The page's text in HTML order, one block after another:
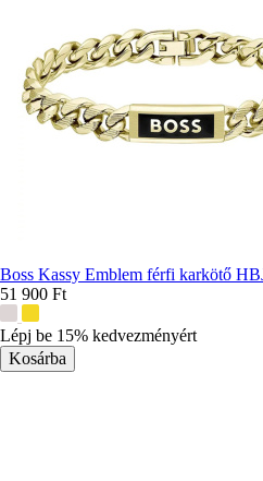
Boss Kassy Emblem férfi karkötő
51 900 Ft
színek:
Lépj be 15% kedvezményért